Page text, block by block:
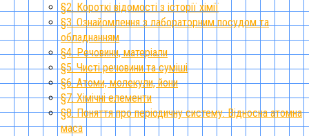
§2. Короткі відомості з історії хімії
§3. Ознайомлення з лабораторним посудом та
обладнанням
§4. Речовини, матеріали
§5. Чисті речовини та суміші
§6. Атоми, молекули, йони
§7. Хімічні елементи
§8. Поняття про періодичну систему. Відносна атомна
маса